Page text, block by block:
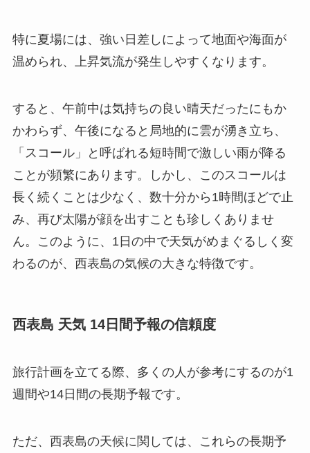
特に夏場には、強い日差しによって地面や海面が
温められ、上昇気流が発生しやすくなります。
すると、午前中は気持ちの良い晴天だったにもか
かわらず、午後になると局地的に雲が湧き立ち、
「スコール」と呼ばれる短時間で激しい雨が降る
ことが頻繁にあります。しかし、このスコールは
長く続くことは少なく、数十分から1時間ほどで止
み、再び太陽が顔を出すことも珍しくありませ
ん。このように、1日の中で天気がめまぐるしく変
わるのが、西表島の気候の大きな特徴です。
西表島 天気 14日間予報の信頼度
旅行計画を立てる際、多くの人が参考にするのが1
週間や14日間の長期予報です。
ただ、西表島の天候に関しては、これらの長期予